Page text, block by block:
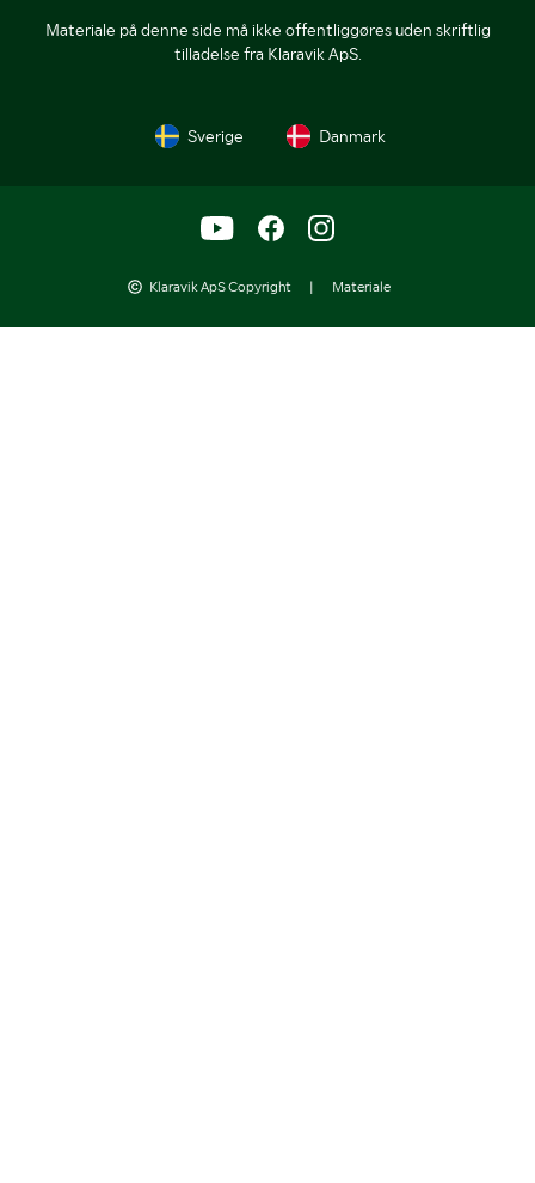
Materiale på denne side må ikke offentliggøres uden skriftlig
tilladelse fra Klaravik ApS.
Sverige Danmark
Klaravik ApS Copyright | Materiale